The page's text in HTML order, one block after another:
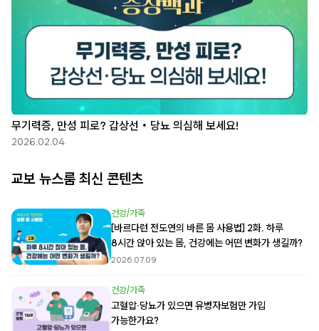
무기력증, 만성 피로? 갑상선・당뇨 의심해 보세요!
2026.02.04
교보 뉴스룸 최신 콘텐츠
건강/가족
[바르다런 전도연의 바른 몸 사용법] 2화. 하루
8시간 앉아 있는 몸, 건강에는 어떤 변화가 생길까?
2026.07.09
건강/가족
고혈압·당뇨가 있으면 유병자보험만 가입
가능한가요?